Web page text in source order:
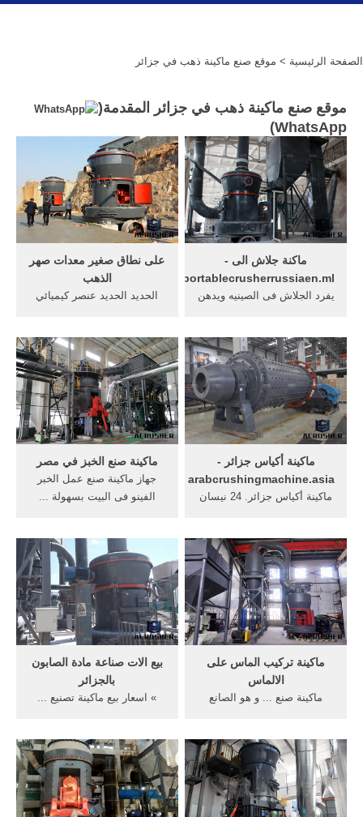
الصفحة الرئيسية > موقع صنع ماكينة ذهب في جزائر
موقع صنع ماكينة ذهب في جزائر المقدمة(
WhatsApp
)
على نطاق صغير معدات صهر
الذهب
الحديد الحديد عنصر كيميائي
وعدده في ...
ماكنة جلاش الى -
portablecrusherrussiaen.ml
يفرد الجلاش فى الصينيه ويدهن
ذهب في ...
ماكينة صنع الخبز في مصر
جهاز ماكينة صنع عمل الخبر
الفينو فى البيت بسهولة ...
ماكينة أكياس جزائر -
arabcrushingmachine.asia
ماكينة أكياس جزائر. 24 نيسان
...
بيع الات صناعة مادة الصابون
بالجزائر
» اسعار بيع ماكينة تصنيع ...
...
ماكينة تركيب الماس على
الالماس
ماكينة صنع ... و هو الصانع
وألماس ...